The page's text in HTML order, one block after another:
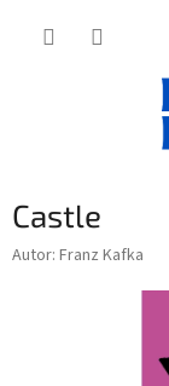
Castle
Autor: Franz Kafka